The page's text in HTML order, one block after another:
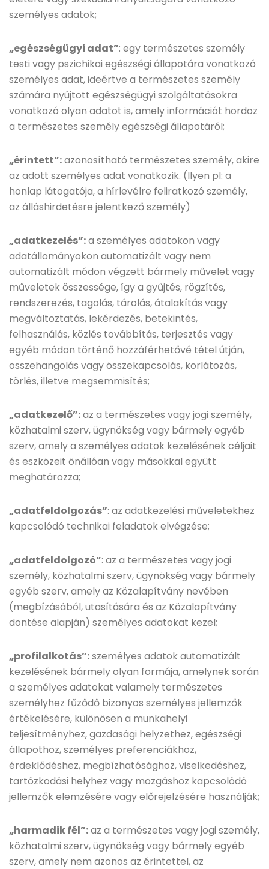
személyes adatok;
„egészségügyi adat”: egy természetes személy
testi vagy pszichikai egészségi állapotára vonatkozó
személyes adat, ideértve a természetes személy
számára nyújtott egészségügyi szolgáltatásokra
vonatkozó olyan adatot is, amely információt hordoz
a természetes személy egészségi állapotáról;
„érintett”:azonosítható természetes személy, akire
az adott személyes adat vonatkozik. (Ilyen pl: a
honlap látogatója, a hírlevélre feliratkozó személy,
az álláshirdetésre jelentkező személy)
„adatkezelés”:a személyes adatokon vagy
adatállományokon automatizált vagy nem
automatizált módon végzett bármely művelet vagy
műveletek összessége, így a gyűjtés, rögzítés,
rendszerezés, tagolás, tárolás, átalakítás vagy
megváltoztatás, lekérdezés, betekintés,
felhasználás, közlés továbbítás, terjesztés vagy
egyéb módon történő hozzáférhetővé tétel útján,
összehangolás vagy összekapcsolás, korlátozás,
törlés, illetve megsemmisítés;
„adatkezelő”:az a természetes vagy jogi személy,
közhatalmi szerv, ügynökség vagy bármely egyéb
szerv, amely a személyes adatok kezelésének céljait
és eszközeit önállóan vagy másokkal együtt
meghatározza;
„adatfeldolgozás”: az adatkezelési műveletekhez
kapcsolódó technikai feladatok elvégzése;
„adatfeldolgozó”: az a természetes vagy jogi
személy, közhatalmi szerv, ügynökség vagy bármely
egyéb szerv, amely az Közalapítvány nevében
(megbízásából, utasítására és az Közalapítvány
döntése alapján) személyes adatokat kezel;
„profilalkotás”:személyes adatok automatizált
kezelésének bármely olyan formája, amelynek során
a személyes adatokat valamely természetes
személyhez fűződő bizonyos személyes jellemzők
értékelésére, különösen a munkahelyi
teljesítményhez, gazdasági helyzethez, egészségi
állapothoz, személyes preferenciákhoz,
érdeklődéshez, megbízhatósághoz, viselkedéshez,
tartózkodási helyhez vagy mozgáshoz kapcsolódó
jellemzők elemzésére vagy előrejelzésére használják;
„harmadik fél”:az a természetes vagy jogi személy,
közhatalmi szerv, ügynökség vagy bármely egyéb
szerv, amely nem azonos az érintettel, az